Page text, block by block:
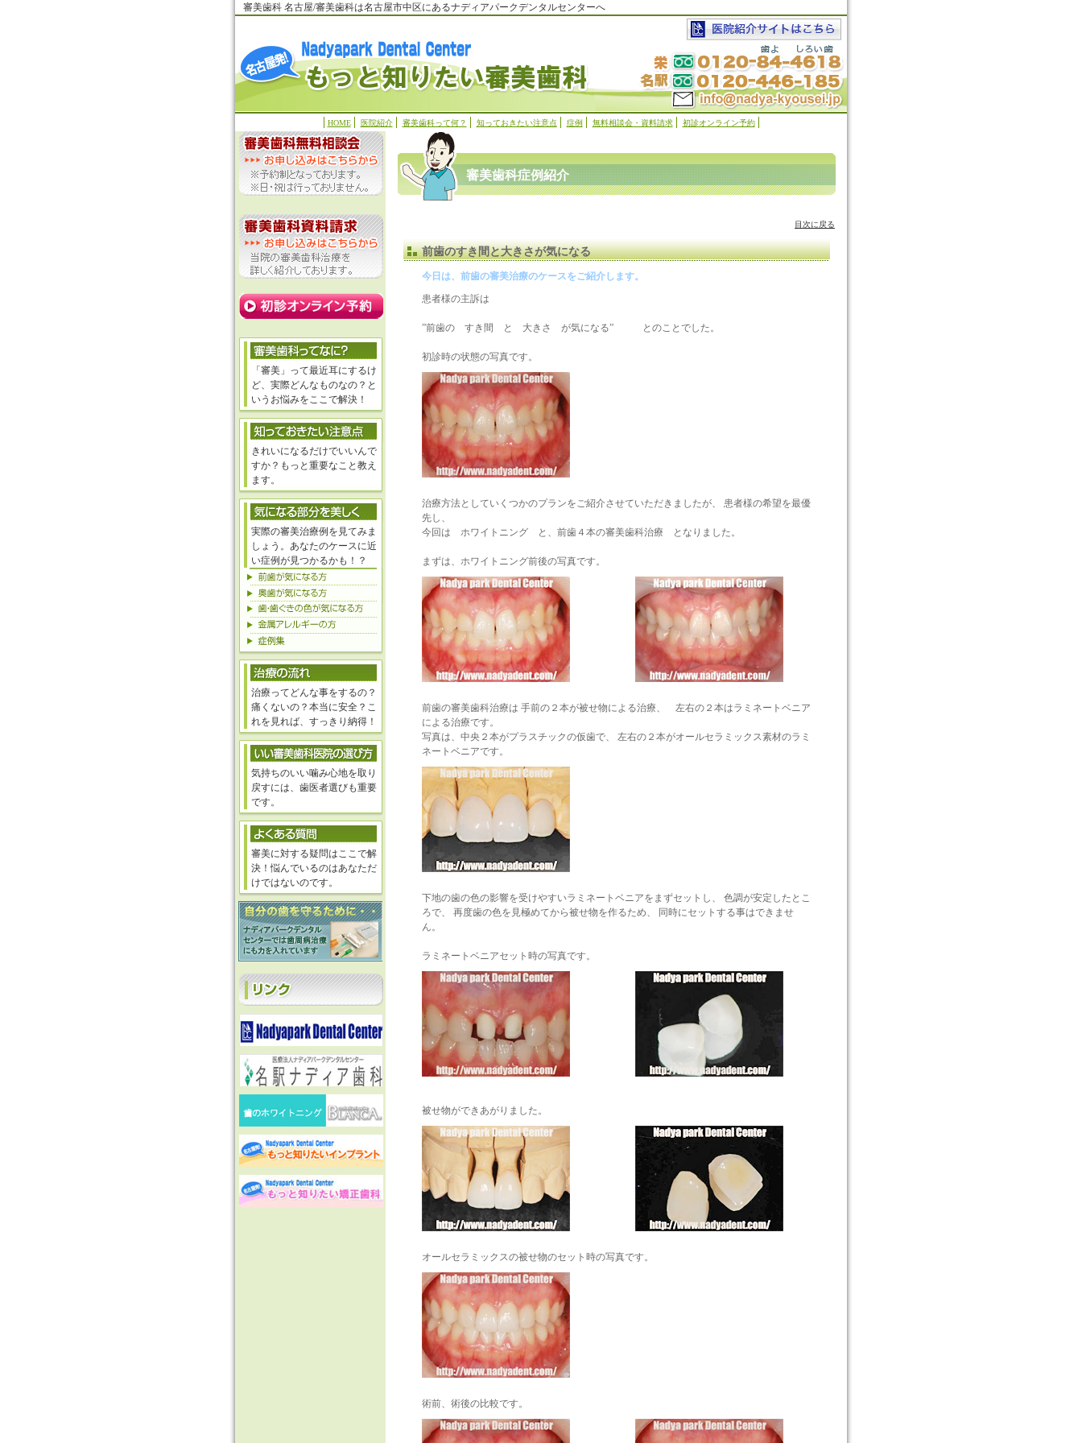
審美歯科 名古屋/審美歯科は名古屋市中区にあるナディアパークデンタルセンターへ
HOME 医院紹介 審美歯科って何？ 知っておきたい注意点 症例 無料相談会・資料請求 初診オンライン予約
審美歯科症例紹介
目次に戻る
前歯のすき間と大きさが気になる
今日は、前歯の審美治療のケースをご紹介します。
患者様の主訴は
”前歯の すき間 と 大きさ が気になる” とのことでした。
初診時の状態の写真です。
治療方法としていくつかのプランをご紹介させていただきましたが、 患者様の希望を最優
先し、
今回は ホワイトニング と、前歯４本の審美歯科治療 となりました。
まずは、ホワイトニング前後の写真です。
前歯の審美歯科治療は 手前の２本が被せ物による治療、 左右の２本はラミネートベニア
による治療です。
写真は、中央２本がプラスチックの仮歯で、 左右の２本がオールセラミックス素材のラミ
ネートベニアです。
下地の歯の色の影響を受けやすいラミネートベニアをまずセットし、 色調が安定したとこ
ろで、 再度歯の色を見極めてから被せ物を作るため、 同時にセットする事はできませ
ん。
ラミネートベニアセット時の写真です。
被せ物ができあがりました。
オールセラミックスの被せ物のセット時の写真です。
術前、術後の比較です。
「審美」って最近耳にするけ
ど、実際どんなものなの？と
いうお悩みをここで解決！
きれいになるだけでいいんで
すか？もっと重要なこと教え
ます。
実際の審美治療例を見てみま
しょう。あなたのケースに近
い症例が見つかるかも！？
治療ってどんな事をするの？
痛くないの？本当に安全？こ
れを見れば、すっきり納得！
気持ちのいい噛み心地を取り
戻すには、歯医者選びも重要
です。
審美に対する疑問はここで解
決！悩んでいるのはあなただ
けではないのです。